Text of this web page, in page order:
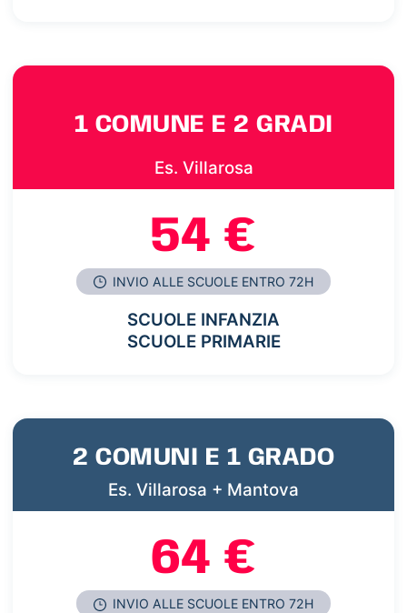
1 COMUNE E 2 GRADI
Es. Villarosa
54 €
INVIO ALLE SCUOLE ENTRO 72H
SCUOLE INFANZIA
SCUOLE PRIMARIE
2 COMUNI E 1 GRADO
Es. Villarosa + Mantova
64 €
INVIO ALLE SCUOLE ENTRO 72H